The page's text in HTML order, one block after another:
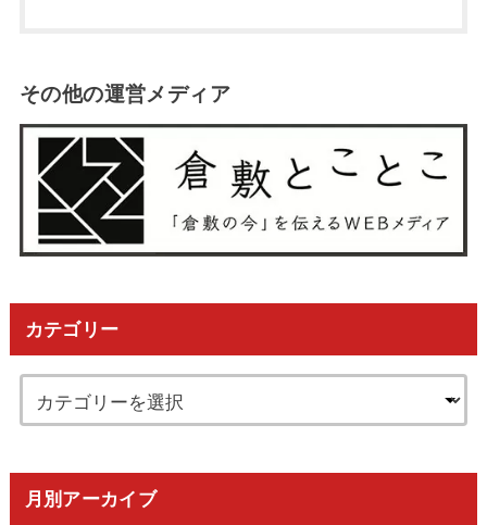
その他の運営メディア
カテゴリー
月別アーカイブ